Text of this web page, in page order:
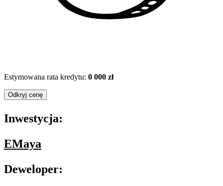
Estymowana rata kredytu: 0 000 zł
Odkryj cenę
Inwestycja:
EMaya
Deweloper: